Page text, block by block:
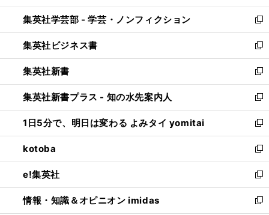
開
く
ウ
で
開
く
ン
ド
ウ
で
開
く
ウ
ィ
ン
ド
ウ
で
開
く
集英社学芸部 - 学芸・ノンフィクション
新
し
い
ウ
ィ
ン
ド
ウ
で
開
く
集英社ビジネス書
新
し
い
ウ
ィ
ン
ド
ウ
で
開
く
集英社新書
新
し
い
ウ
ィ
ン
ド
ウ
で
開
く
集英社新書プラス - 知の水先案内人
新
し
い
ウ
ィ
ン
ド
ウ
で
1日5分で、明日は変わる よみタイ yomitai
新
し
い
ウ
ィ
ン
ド
kotoba
新
し
い
ウ
ィ
e!集英社
新
し
い
情報・知識＆オピニオン imidas
新